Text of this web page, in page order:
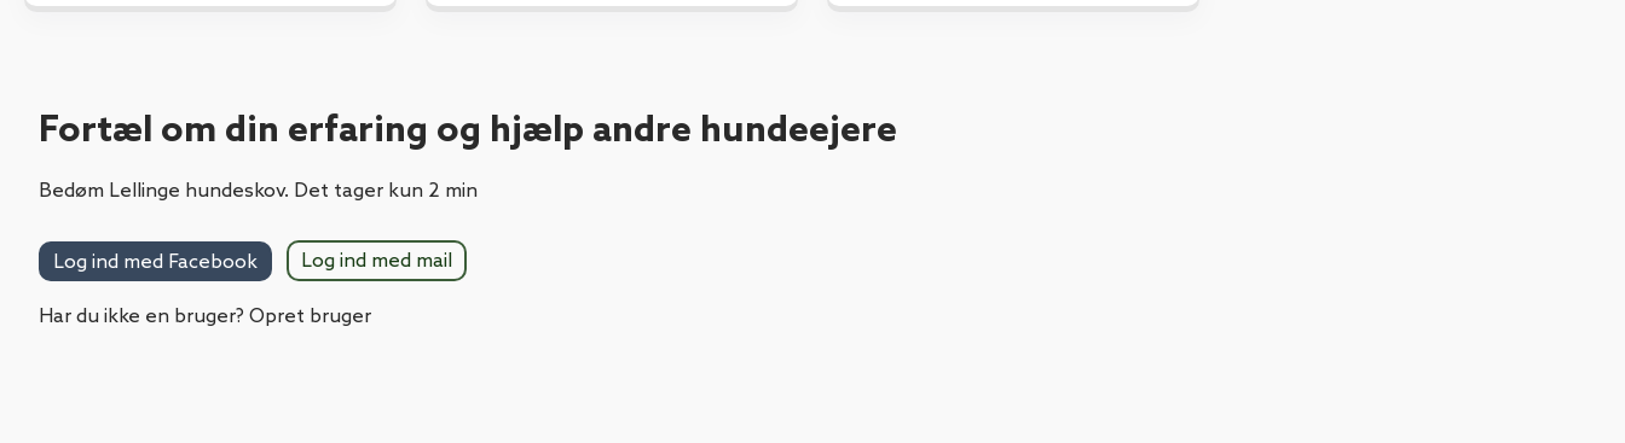
Fortæl om din erfaring og hjælp andre hundeejere
Bedøm Lellinge hundeskov. Det tager kun 2 min
Log ind med Facebook Log ind med mail
Har du ikke en bruger? Opret bruger